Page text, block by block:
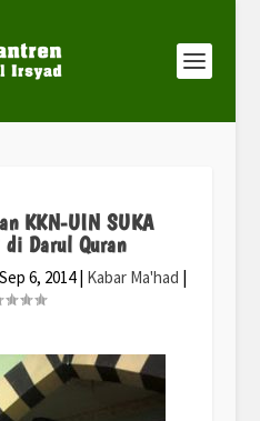
KKN-UIN SUKA
Darul Quran
Sep 6, 2014| Kabar Ma'had |